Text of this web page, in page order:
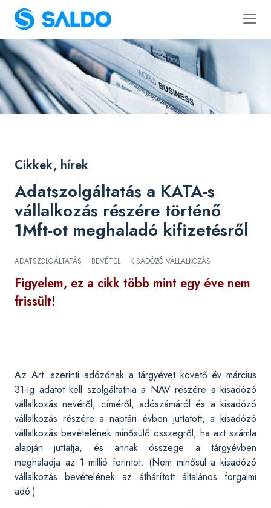
Cikkek, hírek
Adatszolgáltatás a KATA-s
vállalkozás részére történő
1Mft-ot meghaladó kifizetésről
ADATSZOLGÁLTATÁS BEVÉTEL KISADÓZÓ VÁLLALKOZÁS
Figyelem, ez a cikk több mint egy éve nem
frissült!
Az Art. szerinti adózónak a tárgyévet követő év március
31-ig adatot kell szolgáltatnia a NAV részére a kisadózó
vállalkozás nevéről, címéről, adószámáról és a kisadózó
vállalkozás részére a naptári évben juttatott, a kisadózó
vállalkozás bevételének minősülő összegről, ha azt számla
alapján juttatja, és annak összege a tárgyévben
meghaladja az 1 millió forintot. (Nem minősül a kisadózó
vállalkozás bevételének az áthárított általános forgalmi
adó.)